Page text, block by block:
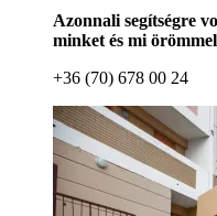
Azonnali segítségre
minket és mi
+36 (70) 678 00 24